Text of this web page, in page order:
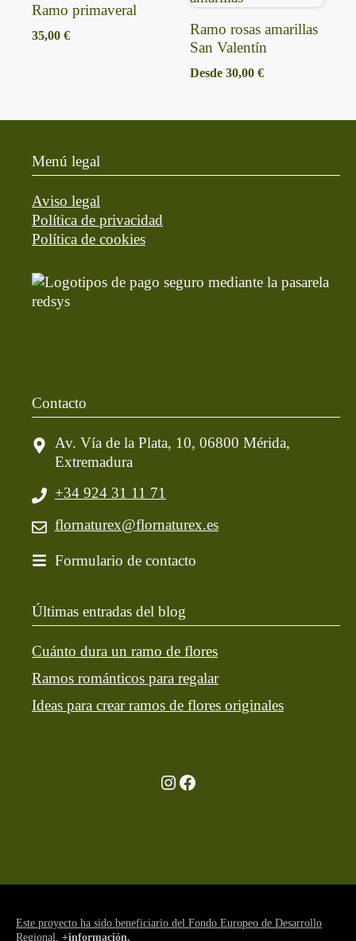
Ramo primaveral
35,00 €
Ramo rosas amarillas
San Valentín
Desde 30,00 €
Menú legal
Aviso legal
Política de privacidad
Política de cookies
Contacto
Av. Vía de la Plata, 10, 06800 Mérida,
Extremadura
+34 924 31 11 71
flornaturex@flornaturex.es
Formulario de contacto
Últimas entradas del blog
Cuánto dura un ramo de flores
Ramos románticos para regalar
Ideas para crear ramos de flores originales
Ir a la cuenta de Instagram de Restaurante Tuétano
Ir a la cuenta de facebook de Restaurante Tuétano
Este proyecto ha sido beneficiario del Fondo Europeo de Desarrollo
Regional. +información.